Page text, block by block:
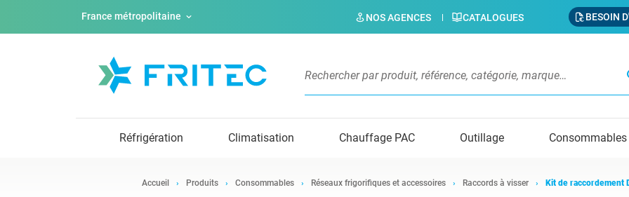
France métropolitaine NOS AGENCES CATALOGUES BESOIN
Réfrigération Climatisation Chauffage PAC Outillage Consommables
Accueil Produits Consommables Réseaux frigorifiques et accessoires Raccords à visser Kit de raccordement